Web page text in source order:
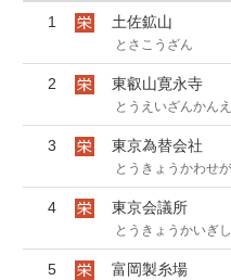
1 土佐鉱山
とさこうざん
2 東叡山寛永寺
とうえいざんかん
3 東京為替会社
とうきょうかわせ
4 東京会議所
とうきょうかいぎ
5 富岡製糸場